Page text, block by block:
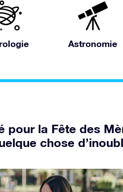
Astronomie
pour la Fête des
chose